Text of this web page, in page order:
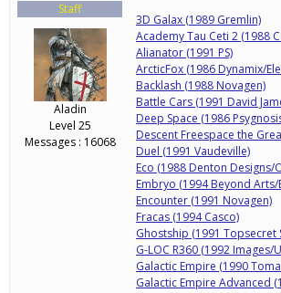
Staff
Aladin
Level 25
Messages : 16068
3D Galax (1989 Gremlin)
Academy Tau Ceti 2 (1988
Alianator (1991 PS)
ArcticFox (1986 Dynamix/
Backlash (1988 Novagen)
Battle Cars (1991 David
Deep Space (1986
Descent Freespace the
Duel (1991 Vaudeville)
Eco (1988 Denton Designs/
Embryo (1994 Beyond Arts/
Encounter (1991 Novagen)
Fracas (1994 Casco)
Ghostship (1991 Topsecret
G-LOC R360 (1992 Images/
Galactic Empire (1990
Galactic Empire Advanced